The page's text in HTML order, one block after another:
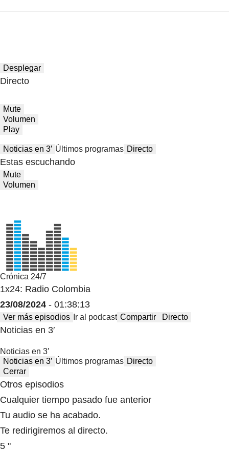
Desplegar
Directo
Mute
Volumen
Play
Noticias en 3′ Últimos programas Directo
Estas escuchando
Mute
Volumen
Crónica 24/7
1x24: Radio Colombia
23/08/2024 - 01:38:13
Ver más episodios Ir al podcast Compartir Directo
Noticias en 3′
Noticias en 3′
Noticias en 3′ Últimos programas Directo
Cerrar
Otros episodios
Cualquier tiempo pasado fue anterior
Tu audio se ha acabado.
Te redirigiremos al directo.
5 "